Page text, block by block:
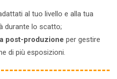
al tuo livello e alla tua
durante lo scatto;
post-produzione per gestire
di più esposizioni.